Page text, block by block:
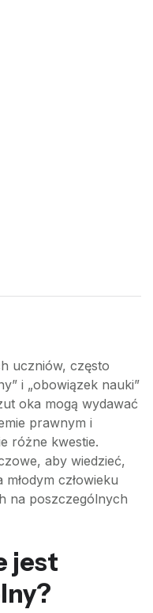
uczniów, często
i „obowiązek nauki”
oka mogą wydawać
prawnym i
różne kwestie.
aby wiedzieć,
człowieku
na poszczególnych
jest